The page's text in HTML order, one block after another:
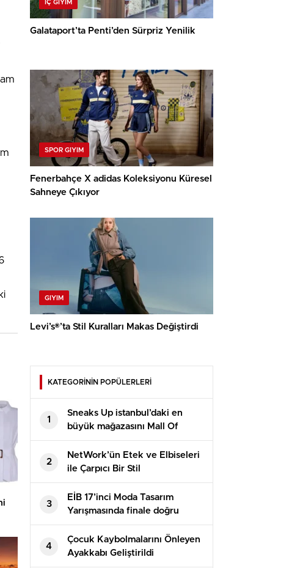
İÇ GIYIM
Galataport’ta Penti’den Sürpriz Yenilik
SPOR GIYIM
Fenerbahçe X adidas Koleksiyonu Küresel
Sahneye Çıkıyor
GIYIM
Levi’s®’ta Stil Kuralları Makas Değiştirdi
KATEGORİNİN POPÜLERLERİ
1
Sneaks Up istanbul’daki en
büyük mağazasını Mall Of
İstanbul’da açtı
2
NetWork’ün Etek ve Elbiseleri
ile Çarpıcı Bir Stil
3
EİB 17’inci Moda Tasarım
Yarışmasında finale doğru
4
Çocuk Kaybolmalarını Önleyen
Ayakkabı Geliştirildi